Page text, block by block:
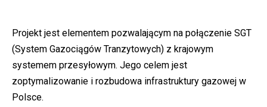
Projekt jest elementem pozwalającym na połączenie SGT
(System Gazociągów Tranzytowych) z krajowym
systemem przesyłowym. Jego celem jest
zoptymalizowanie i rozbudowa infrastruktury gazowej w
Polsce.